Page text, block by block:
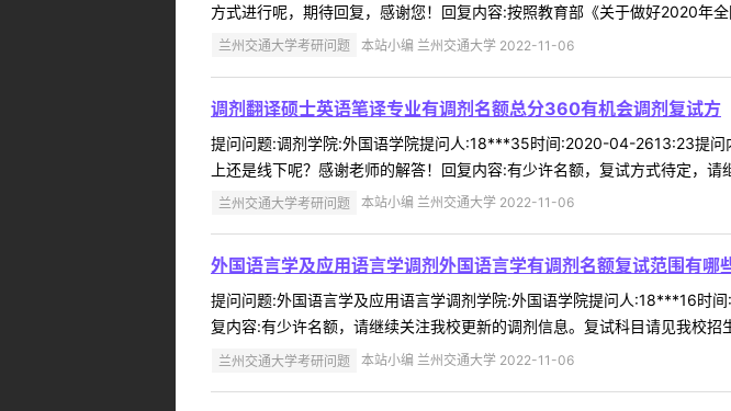
方式进行呢，期待回复，感谢您！回复内容:按照教育部《关于做好2020年
兰州交通大学考研问题 本站小编 兰州交通大学 2022-11-06
调剂翻译硕士英语笔译专业有调剂名额总分360有机会调剂复试方
提问问题:调剂学院:外国语学院提问人:18***35时间:2020-04-2613:23提问
上还是线下呢？感谢老师的解答！回复内容:有少许名额，复试方式待定，
兰州交通大学考研问题 本站小编 兰州交通大学 2022-11-06
外国语言学及应用语言学调剂外国语言学有调剂名额复试范围有哪
提问问题:外国语言学及应用语言学调剂学院:外国语学院提问人:18***16时
复内容:有少许名额，请继续关注我校更新的调剂信息。复试科目请见我校招
兰州交通大学考研问题 本站小编 兰州交通大学 2022-11-06